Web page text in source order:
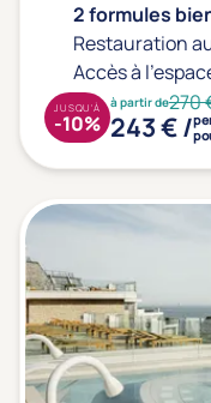
2 formules
Restauration
Accès à
à partir de270
243 € /
JUSQU'À
-10%